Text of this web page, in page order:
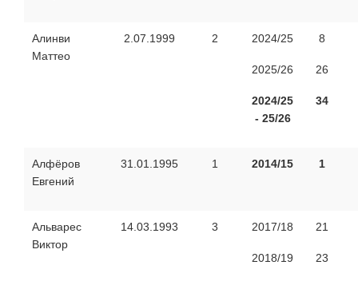
Алинви
Маттео
2.07.1999 2 2024/25
2025/26
2024/25
- 25/26
8
26
34
Алфёров
Евгений
31.01.1995 1 2014/15 1
Альварес
Виктор
14.03.1993 3 2017/18
2018/19
21
23